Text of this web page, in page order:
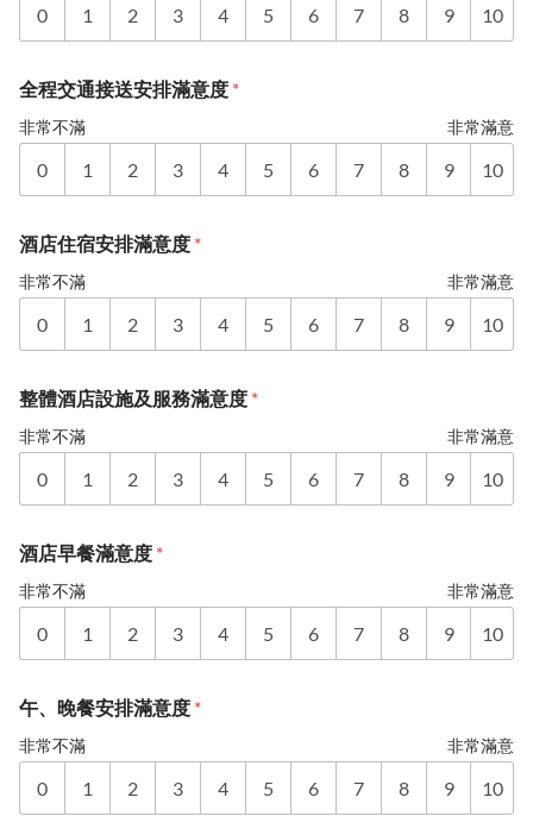
0 1 2 3 4 5 6 7 8 9 10
全程交通接送安排滿意度 *
非常不滿 非常滿意
0 1 2 3 4 5 6 7 8 9 10
酒店住宿安排滿意度 *
非常不滿 非常滿意
0 1 2 3 4 5 6 7 8 9 10
整體酒店設施及服務滿意度 *
非常不滿 非常滿意
0 1 2 3 4 5 6 7 8 9 10
酒店早餐滿意度 *
非常不滿 非常滿意
0 1 2 3 4 5 6 7 8 9 10
午、晚餐安排滿意度 *
非常不滿 非常滿意
0 1 2 3 4 5 6 7 8 9 10